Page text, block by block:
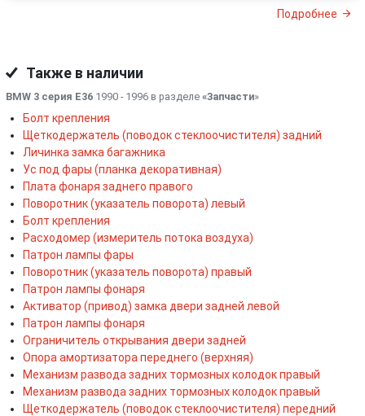
Подробнее
Также в наличии
BMW 3 серия E36 1990 - 1996 в разделе «Запчасти»
Болт крепления
Щеткодержатель (поводок стеклоочистителя) задний
Личинка замка багажника
Ус под фары (планка декоративная)
Плата фонаря заднего правого
Поворотник (указатель поворота) левый
Болт крепления
Расходомер (измеритель потока воздуха)
Патрон лампы фары
Поворотник (указатель поворота) правый
Патрон лампы фонаря
Активатор (привод) замка двери задней левой
Патрон лампы фонаря
Ограничитель открывания двери задней
Опора амортизатора переднего (верхняя)
Механизм развода задних тормозных колодок правый
Механизм развода задних тормозных колодок правый
Щеткодержатель (поводок стеклоочистителя) передний